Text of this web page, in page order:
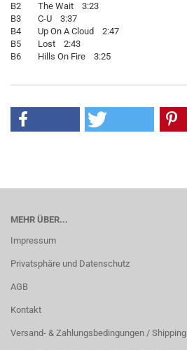
B2 The Wait 3:23
B3 C-U 3:37
B4 Up On A Cloud 2:47
B5 Lost 2:43
B6 Hills On Fire 3:25
MEHR ÜBER...
Impressum
Privatsphäre und Datenschutz
AGB
Kontakt
Versand- & Zahlungsbedingungen / Shipping